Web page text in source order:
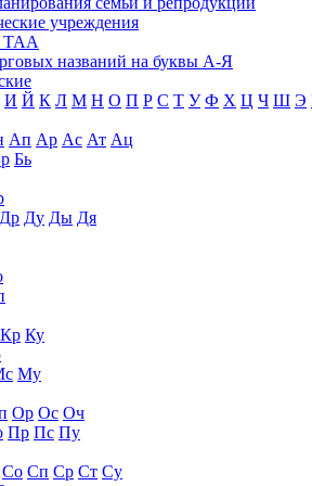
учреждения
ТАА
названий на буквы А-Я
И Й К Л М Н О П Р С Т У Ф Х Ц Ч Ш Э
Ап Ар Ас Ат Ац
Бь
Др Ду Ды Дя
Кр Ку
Му
Ор Ос Оч
Пр Пс Пу
Со Сп Ср Ст Су